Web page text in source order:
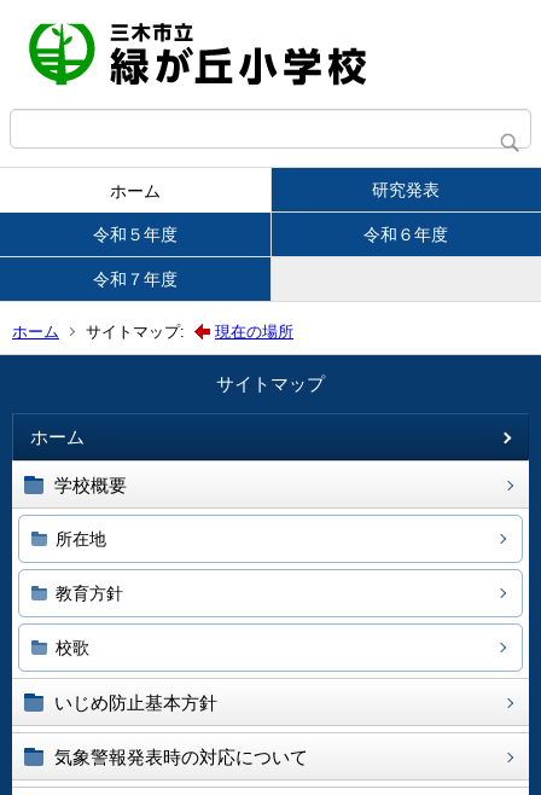
ホーム 研究発表
令和５年度 令和６年度
令和７年度
ホーム サイトマップ: 現在の場所
サイトマップ
ホーム
学校概要
所在地
教育方針
校歌
いじめ防止基本方針
気象警報発表時の対応について